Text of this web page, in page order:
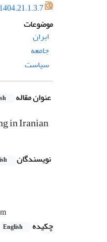
موضوعات
ایران
جامعه
سیاست
عنوان مقاله
in Iranian
نویسندگان
چکیده
English